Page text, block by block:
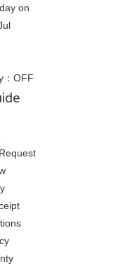
on
：OFF